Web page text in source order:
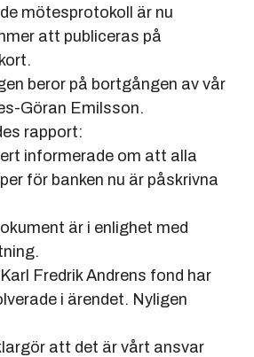
mötesprotokoll är nu
att publiceras på
beror på bortgången av vår
Göran Emilsson.
rapport:
informerade om att alla
för banken nu är påskrivna
är i enlighet med
Fredrik Andrens fond har
i ärendet. Nyligen
att det är vårt ansvar